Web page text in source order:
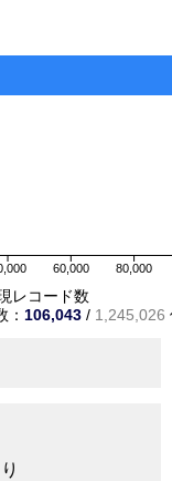
60,000 80,000
レコード数
： 106,043 / 1,245,026